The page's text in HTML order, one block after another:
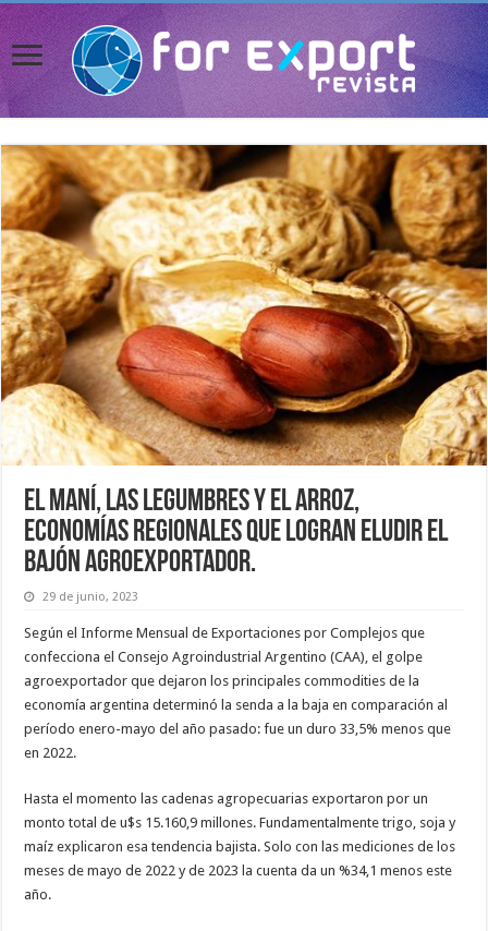
El maní, las legumbres y el arroz,
economías regionales que logran eludir el
bajón agroexportador.
29 de junio, 2023
Según el Informe Mensual de Exportaciones por Complejos que
confecciona el Consejo Agroindustrial Argentino (CAA), el golpe
agroexportador que dejaron los principales commodities de la
economía argentina determinó la senda a la baja en comparación al
período enero-mayo del año pasado: fue un duro 33,5% menos que
en 2022.
Hasta el momento las cadenas agropecuarias exportaron por un
monto total de u$s 15.160,9 millones. Fundamentalmente trigo, soja y
maíz explicaron esa tendencia bajista. Solo con las mediciones de los
meses de mayo de 2022 y de 2023 la cuenta da un %34,1 menos este
año.